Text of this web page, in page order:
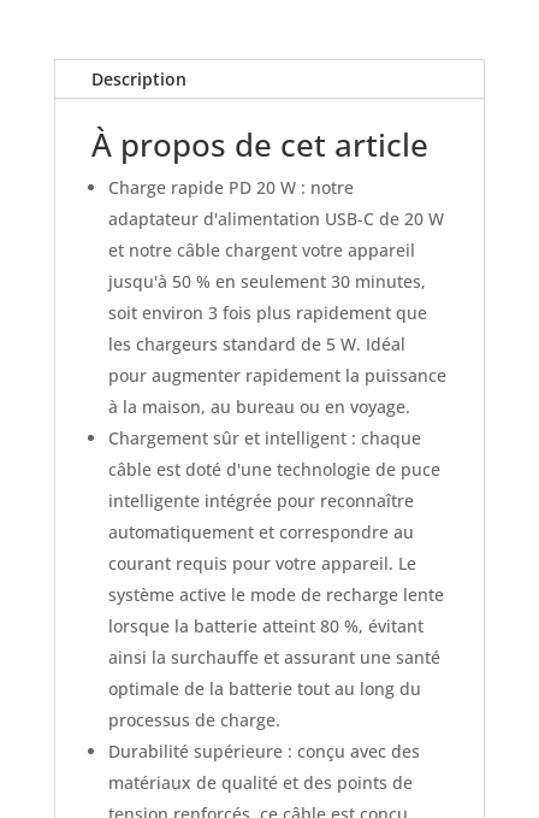
6
piedsDescription
À propos de cet article
Charge rapide PD 20 W : notre
adaptateur d'alimentation USB-C de 20 W
et notre câble chargent votre appareil
jusqu'à 50 % en seulement 30 minutes,
soit environ 3 fois plus rapidement que
les chargeurs standard de 5 W. Idéal
pour augmenter rapidement la puissance
à la maison, au bureau ou en voyage.
Chargement sûr et intelligent : chaque
câble est doté d'une technologie de puce
intelligente intégrée pour reconnaître
automatiquement et correspondre au
courant requis pour votre appareil. Le
système active le mode de recharge lente
lorsque la batterie atteint 80 %, évitant
ainsi la surchauffe et assurant une santé
optimale de la batterie tout au long du
processus de charge.
Durabilité supérieure : conçu avec des
matériaux de qualité et des points de